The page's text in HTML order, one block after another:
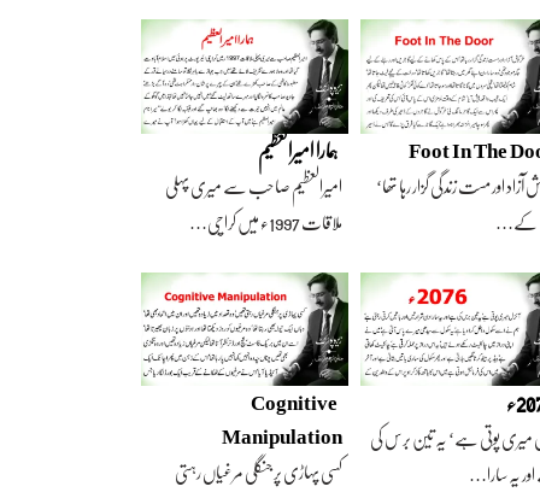
Foot In The
آزاد اور مست زندگی گزار رہا تھا‘
کے…
ہمارا امیرالعظیم
امیرالعظیم صاحب سے میری پہلی
ملاقات 1997ء میں کراچی…
میری پوتی ہے‘ یہ تین برس کی
یہ سارا…
Cognitive
Manipulation
کسی پہاڑی پر جنگلی مرغیاں رہتی